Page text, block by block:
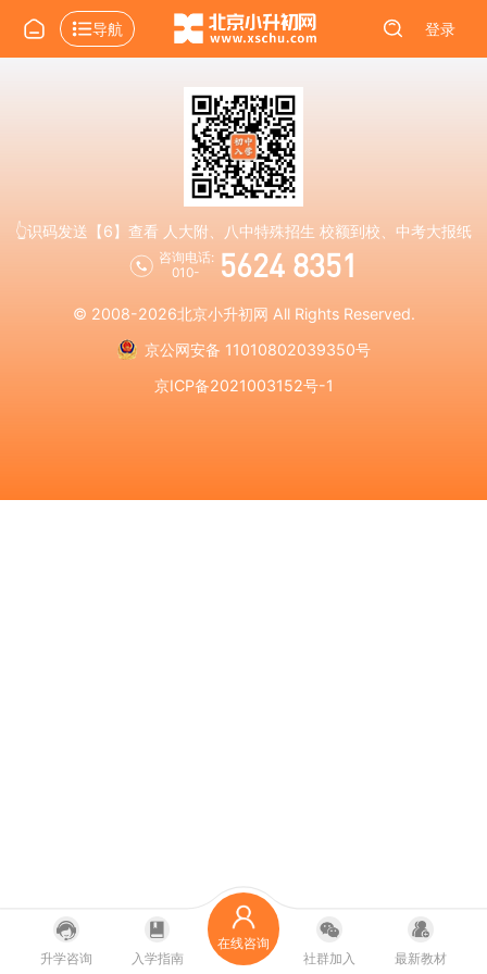
导航 登录
👆识码发送【6】查看 人大附、八中特殊招生 校额到校、中考大报纸
咨询电话:
010-
5624 8351
© 2008-2026北京小升初网 All Rights Reserved.
京公网安备 11010802039350号
京ICP备2021003152号-1
升学咨询 入学指南
在线咨询
社群加入
最新教材